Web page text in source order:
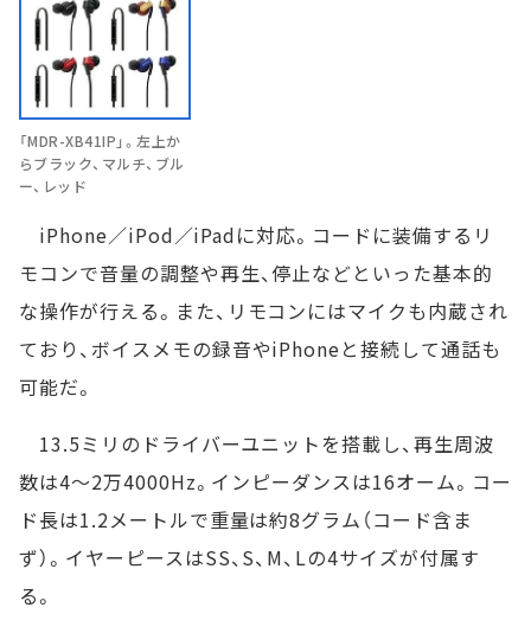
「MDR-XB41IP」。左上か
らブラック、マルチ、ブル
ー、レッド
iPhone／iPod／iPadに対応。コードに装備するリ
モコンで音量の調整や再生、停止などといった基本的
な操作が行える。また、リモコンにはマイクも内蔵され
ており、ボイスメモの録音やiPhoneと接続して通話も
可能だ。
13.5ミリのドライバーユニットを搭載し、再生周波
数は4～2万4000Hz。インピーダンスは16オーム。コー
ド長は1.2メートルで重量は約8グラム（コード含ま
ず）。イヤーピースはSS、S、M、Lの4サイズが付属す
る。